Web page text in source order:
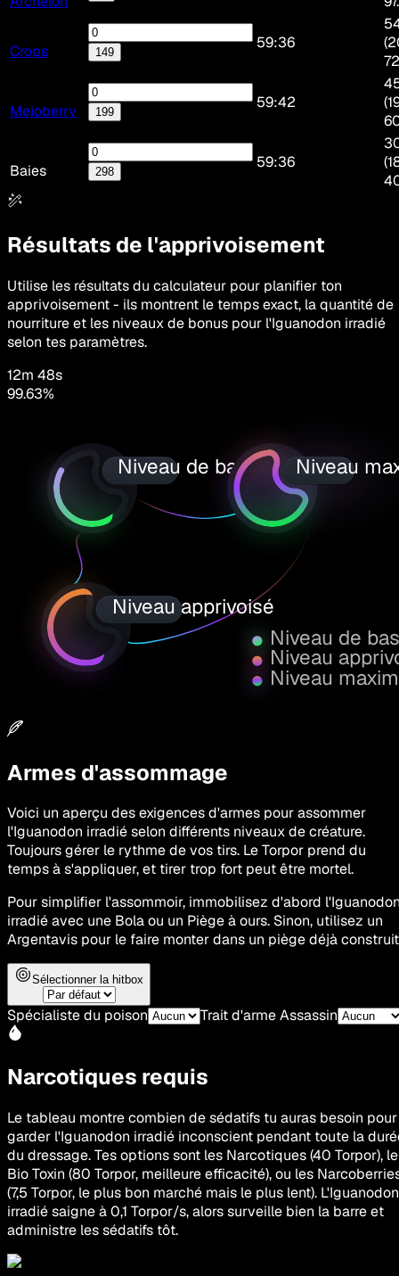
Crops 149
59:36
Mejoberry 199
59:42
Baies 298
59:36
Résultats de l'apprivoisement
Utilise les résultats du calculateur pour planifier ton
apprivoisement - ils montrent le temps exact, la quantité de
nourriture et les niveaux de bonus pour l'Iguanodon irradié
selon tes paramètres.
12m 48s
99.63%
Niveau de base
Niveau apprivoisé
Niveau de
Niveau
Niveau
Niveau
Armes d'assommage
Voici un aperçu des exigences d'armes pour assommer
l'Iguanodon irradié selon différents niveaux de créature.
Toujours gérer le rythme de vos tirs. Le Torpor prend du
temps à s'appliquer, et tirer trop fort peut être mortel.
Pour simplifier l'assommoir, immobilisez d'abord
irradié avec une Bola ou un Piège à ours. Sinon, utilisez un
Argentavis pour le faire monter dans un piège déjà
Sélectionner la hitbox
Spécialiste du poison Trait d'arme Assassin
Narcotiques requis
Le tableau montre combien de sédatifs tu auras besoin pour
garder l'Iguanodon irradié inconscient pendant toute la
du dressage. Tes options sont les Narcotiques (40 Torpor), le
Bio Toxin (80 Torpor, meilleure efficacité), ou les
(7,5 Torpor, le plus bon marché mais le plus lent). L'Iguanodon
irradié saigne à 0,1 Torpor/s, alors surveille bien la barre et
administre les sédatifs tôt.